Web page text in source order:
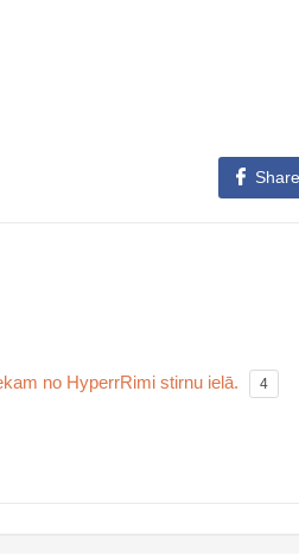
Share
no HyperrRimi stirnu ielā. 4